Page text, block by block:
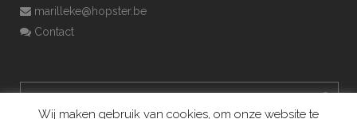
marilleke@hopster.be
Contact
Wij maken gebruik van cookies, om onze website te